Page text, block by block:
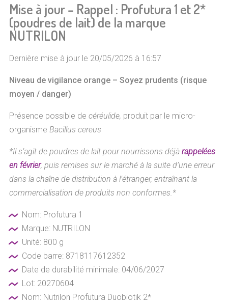
Mise à jour – Rappel : Profutura 1 et 2*
(poudres de lait) de la marque
NUTRILON
Dernière mise à jour le 20/05/2026 à 16:57
Niveau de vigilance orange – Soyez prudents (risque
moyen / danger)
Présence possible de céréulide, produit par le micro-
organisme Bacillus cereus
*Il s’agit de poudres de lait pour nourrissons déjà rappelées
en février, puis remises sur le marché à la suite d’une erreur
dans la chaîne de distribution à l’étranger, entraînant la
commercialisation de produits non conformes.*
Nom: Profutura 1
Marque: NUTRILON
Unité: 800 g
Code barre: 8718117612352
Date de durabilité minimale: 04/06/2027
Lot: 20270604
Nom: Nutrilon Profutura Duobiotik 2*